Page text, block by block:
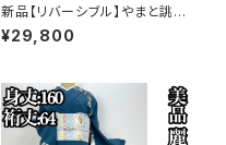
新品【リバーシブル】やまと誂
製 正絹 袷 訪問着s771
¥29,800